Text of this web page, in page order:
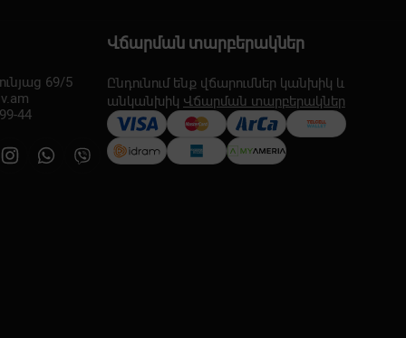
69/5
44
Վճարման տարբերակներ
Ընդունում ենք վճարումներ կանխիկ և
անկանխիկ Վճարման տարբերակներ